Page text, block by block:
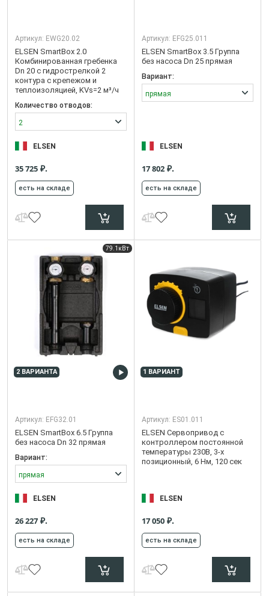
Артикул: EWG20.02
ELSEN SmartBox 2.0
Комбинированная гребенка
Dn 20 с гидрострелкой 2
контура с крепежом и
теплоизоляцией, KVs=2 м³/ч
Количество отводов:
2
ELSEN
35 725 ₽.
есть на складе
Артикул: EFG25.011
ELSEN SmartBox 3.5 Группа
без насоса Dn 25 прямая
Вариант:
прямая
ELSEN
17 802 ₽.
есть на складе
79.1кВт
2 ВАРИАНТА
Артикул: EFG32.01
ELSEN SmartBox 6.5 Группа
без насоса Dn 32 прямая
Вариант:
прямая
ELSEN
26 227 ₽.
есть на складе
1 ВАРИАНТ
Артикул: ES01.011
ELSEN Сервопривод с
контроллером постоянной
температуры 230В, 3-х
позиционный, 6 Нм, 120 сек
ELSEN
17 050 ₽.
есть на складе